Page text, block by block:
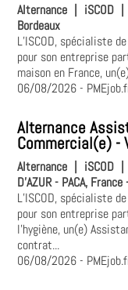
Alternance | iSCOD |
Bordeaux
L’ISCOD, spécialiste
pour son entreprise
maison en France,
06/08/2026-
Alternance
Commercial(e) -
Alternance iSCOD
D'AZUR - PACA,
L’ISCOD, spécialiste
pour son entreprise
l'hygiène, un(e)
contrat...
06/08/2026-